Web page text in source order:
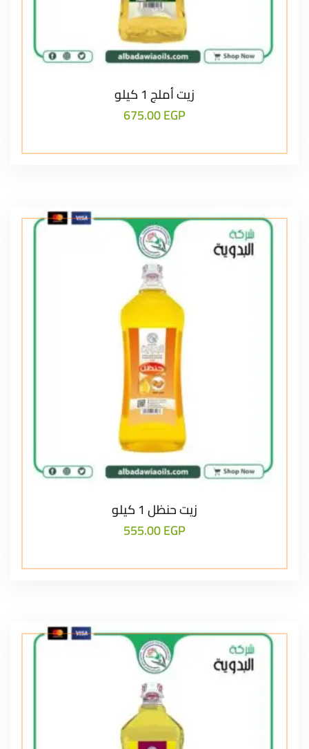
زيت أملج 1 كيلو
675.00EGP
زيت حنظل 1 كيلو
555.00EGP